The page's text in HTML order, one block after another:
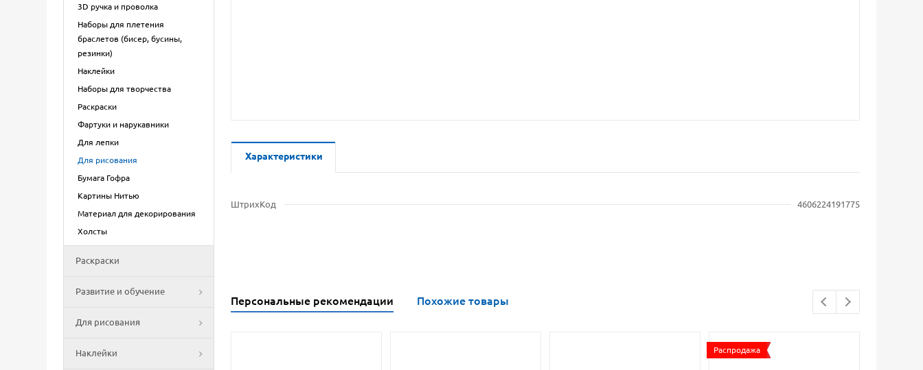
3D ручка и проволка
Наборы для плетения
браслетов (бисер, бусины,
резинки)
Наклейки
Наборы для творчества
Раскраски
Фартуки и нарукавники
Для лепки
Для рисования
Бумага Гофра
Картины Нитью
Материал для декорирования
Холсты
Раскраски
Развитие и обучение
Для рисования
Наклейки
Характеристики
ШтрихКод 4606224191775
Персональные рекомендации Похожие товары
Распродажа